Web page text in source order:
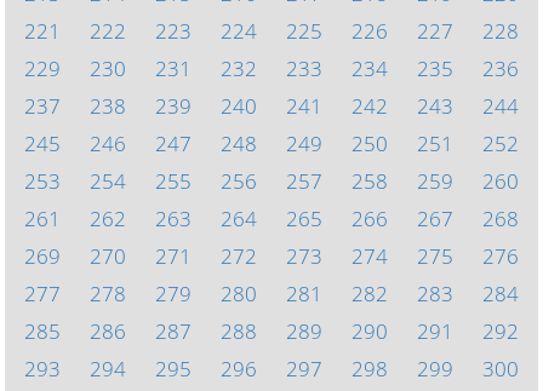
221
222 223 224 225 226 227
228
229
230 231 232 233 234 235
236
237
238 239 240 241 242 243
244
245
246 247 248 249 250 251
252
253
254 255 256 257 258 259
260
261
262 263 264 265 266 267
268
269
270 271 272 273 274 275
276
277
278 279 280 281 282 283
284
285
286 287 288 289 290 291
292
293
294 295 296 297 298 299
300